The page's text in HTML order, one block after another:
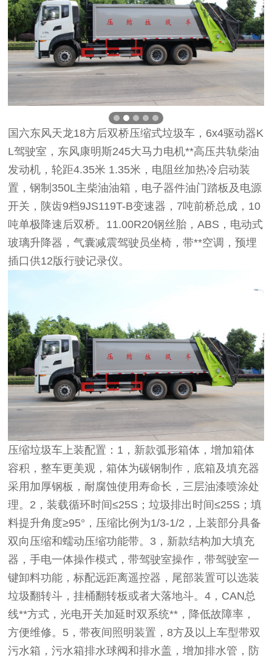
国六东风天龙18方后双桥压缩式垃圾车，6x4驱动器K
L驾驶室，东风康明斯245大马力电机**高压共轨柴油
发动机，轮距4.35米 1.35米，电阻丝加热冷启动装
置，钢制350L主柴油油箱，电子器件油门踏板及电源
开关，陕齿9档9JS119T-B变速器，7吨前桥总成，10
吨单极降速后双桥。11.00R20钢丝胎，ABS，电动式
玻璃升降器，气囊减震驾驶员坐椅，带**空调，预埋
插口供12版行驶记录仪。
压缩垃圾车上装配置：1，新款弧形箱体，增加箱体
容积，整车更美观，箱体为碳钢制作，底箱及填充器
采用加厚钢板，耐腐蚀使用寿命长，三层油漆喷涂处
理。2，装载循环时间≤25S；垃圾排出时间≤25S；填
料提升角度≥95°，压缩比例为1/3-1/2，上装部分具备
双向压缩和蠕动压缩功能带。3，新款结构加大填充
器，手电一体操作模式，带驾驶室操作，带驾驶室一
键卸料功能，标配远距离遥控器，尾部装置可以选装
垃圾翻转斗，挂桶翻转板或者大落地斗。4，CAN总
线**方式，光电开关加延时双系统**，降低故障率，
方便维修。5，带夜间照明装置，8方及以上车型带双
污水箱，污水箱排水球阀和排水盖，增加排水管，防